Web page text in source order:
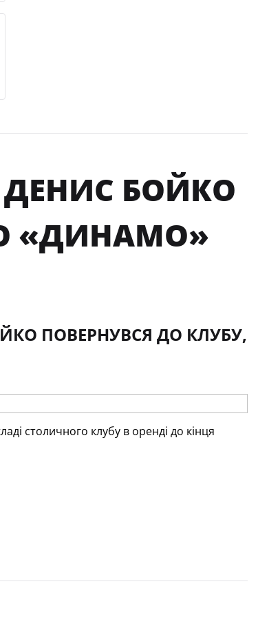
ДЕНИС БОЙКО
«ДИНАМО»
ПОВЕРНУВСЯ ДО КЛУБУ,
столичного клубу в оренді до кінця